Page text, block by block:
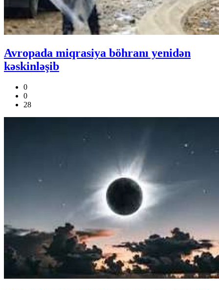
Avropada miqrasiya böhranı yenidən
kəskinləşib
0
0
28